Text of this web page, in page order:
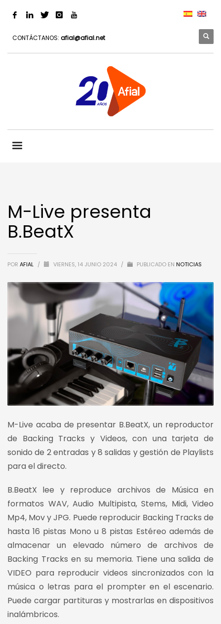
CONTÁCTANOS: afial@afial.net
M-Live presenta
B.BeatX
POR AFIAL / VIERNES, 14 JUNIO 2024 / PUBLICADO EN NOTICIAS
M-Live acaba de presentar B.BeatX, un reproductor
de Backing Tracks y Videos, con una tarjeta de
sonido de 2 entradas y 8 salidas y gestión de Playlists
para el directo.
B.BeatX lee y reproduce archivos de Música en
formatos WAV, Audio Multipista, Stems, Midi, Video
Mp4, Mov y JPG. Puede reproducir Backing Tracks de
hasta 16 pistas Mono u 8 pistas Estéreo además de
almacenar un elevado número de archivos de
Backing Tracks en su memoria. Tiene una salida de
VIDEO para reproducir videos sincronizados con la
música o letras para el prompter en el escenario.
Puede cargar partituras y mostrarlas en dispositivos
inalámbricos.